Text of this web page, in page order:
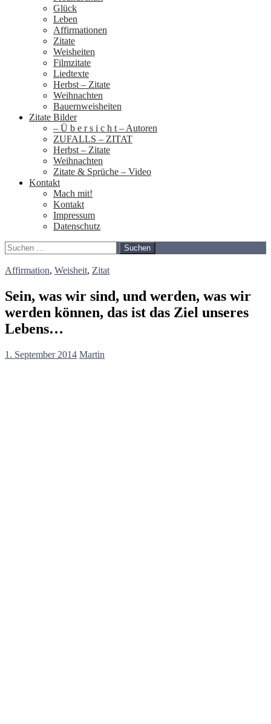
Glück
Leben
Affirmationen
Zitate
Weisheiten
Filmzitate
Liedtexte
Herbst – Zitate
Weihnachten
Bauernweisheiten
Zitate Bilder
– Ü b e r s i c h t – Autoren
ZUFALLS – ZITAT
Herbst – Zitate
Weihnachten
Zitate & Sprüche – Video
Kontakt
Mach mit!
Kontakt
Impressum
Datenschutz
Suchen
nach:
Affirmation, Weisheit, Zitat
Sein, was wir sind, und werden, was wir
werden können, das ist das Ziel unseres
Lebens…
1. September 2014 Martin